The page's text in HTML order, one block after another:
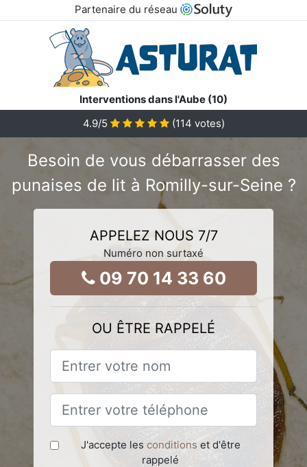
Partenaire du réseau
Interventions dans l'Aube (10)
4.9/5 (114 votes)
Besoin de vous débarrasser des
punaises de lit à Romilly-sur-Seine ?
APPELEZ NOUS 7/7
Numéro non surtaxé
09 70 14 33 60
OU ÊTRE RAPPELÉ
J'accepte les conditions et d'être
rappelé